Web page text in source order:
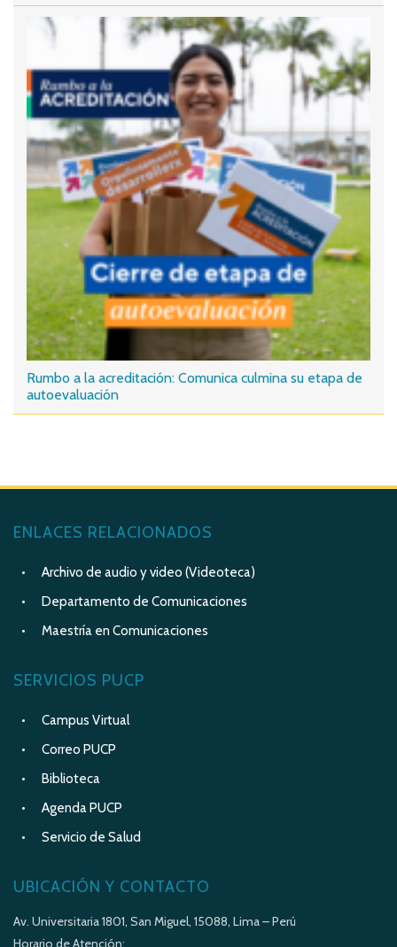
Rumbo a la acreditación: Comunica culmina su etapa de
autoevaluación
ENLACES RELACIONADOS
Archivo de audio y video (Videoteca)
Departamento de Comunicaciones
Maestría en Comunicaciones
SERVICIOS PUCP
Campus Virtual
Correo PUCP
Biblioteca
Agenda PUCP
Servicio de Salud
UBICACIÓN Y CONTACTO
Av. Universitaria 1801, San Miguel, 15088, Lima – Perú
Horario de Atención: